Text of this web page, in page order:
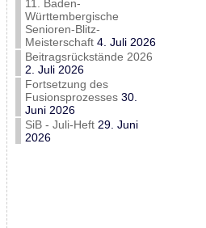
11. Baden-
Württembergische
Senioren-Blitz-
Meisterschaft 4. Juli 2026
Beitragsrückstände 2026
2. Juli 2026
Fortsetzung des
Fusionsprozesses 30.
Juni 2026
SiB - Juli-Heft 29. Juni
2026